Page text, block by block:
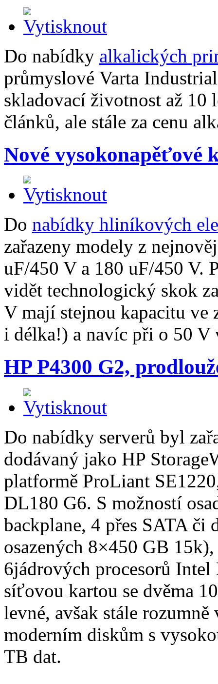
Do nabídky alkalických
průmyslové Varta
skladovací životnost až
článků, ale stále za cenu
Nové vysokonapěťové
Do nabídky hliníkových
zařazeny modely z
uF/450 V a 180 uF/450 V.
vidět technologický skok
V mají stejnou kapacitu ve
i délka!) a navíc při o 50 V
HP P4300 G2,
Do nabídky serverů byl
dodávaný jako HP
platformě ProLiant
DL180 G6. S možností
backplane, 4 přes SATA
osazených 8×450 GB
6jádrových procesorů
síťovou kartou se dvěma
levné, avšak stále
moderním diskům s
TB dat.